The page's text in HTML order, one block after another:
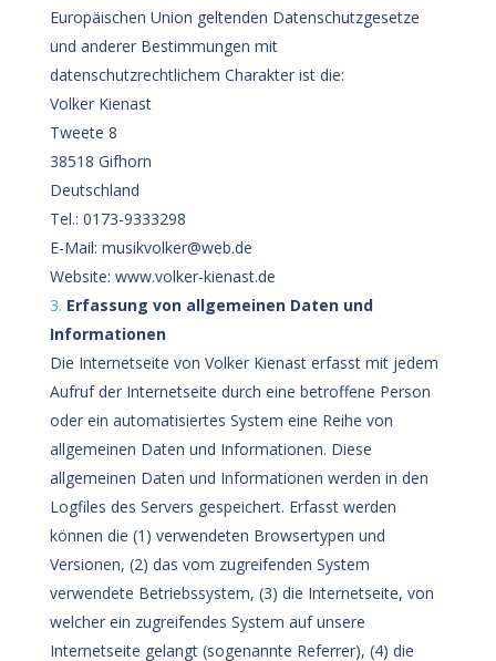
Europäischen Union geltenden Datenschutzgesetze
und anderer Bestimmungen mit
datenschutzrechtlichem Charakter ist die:
Volker Kienast
Tweete 8
38518 Gifhorn
Deutschland
Tel.: 0173-9333298
E-Mail: musikvolker@web.de
Website: www.volker-kienast.de
Erfassung von allgemeinen Daten und
Informationen
Die Internetseite von Volker Kienast erfasst mit jedem
Aufruf der Internetseite durch eine betroffene Person
oder ein automatisiertes System eine Reihe von
allgemeinen Daten und Informationen. Diese
allgemeinen Daten und Informationen werden in den
Logfiles des Servers gespeichert. Erfasst werden
können die (1) verwendeten Browsertypen und
Versionen, (2) das vom zugreifenden System
verwendete Betriebssystem, (3) die Internetseite, von
welcher ein zugreifendes System auf unsere
Internetseite gelangt (sogenannte Referrer), (4) die